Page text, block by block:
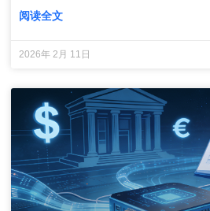
阅读全文
2026年 2月 11日